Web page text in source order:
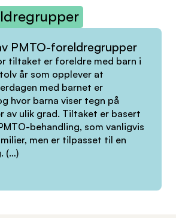
PMTO-foreldregrupper
tiltaket er foreldre med barn i
år som opplever at
med barnet er
hvor barna viser tegn på
av ulik grad. Tiltaket er basert
behandling, som vanligvis
men er tilpasset til en
(…)